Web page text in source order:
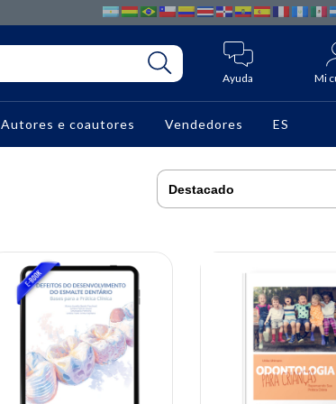
Ayuda Mi
Autores e coautores Vendedores ES